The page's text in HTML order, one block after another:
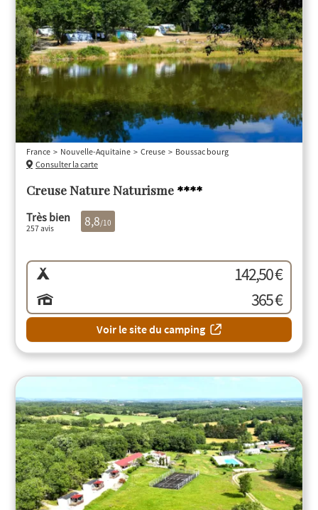
Creuse Nature Naturisme ****
France Nouvelle-Aquitaine Creuse
Boussac bourg
Consulter la carte
Très bien
257 avis 8,8/10
142,50 €
365 €
Voir le site du camping